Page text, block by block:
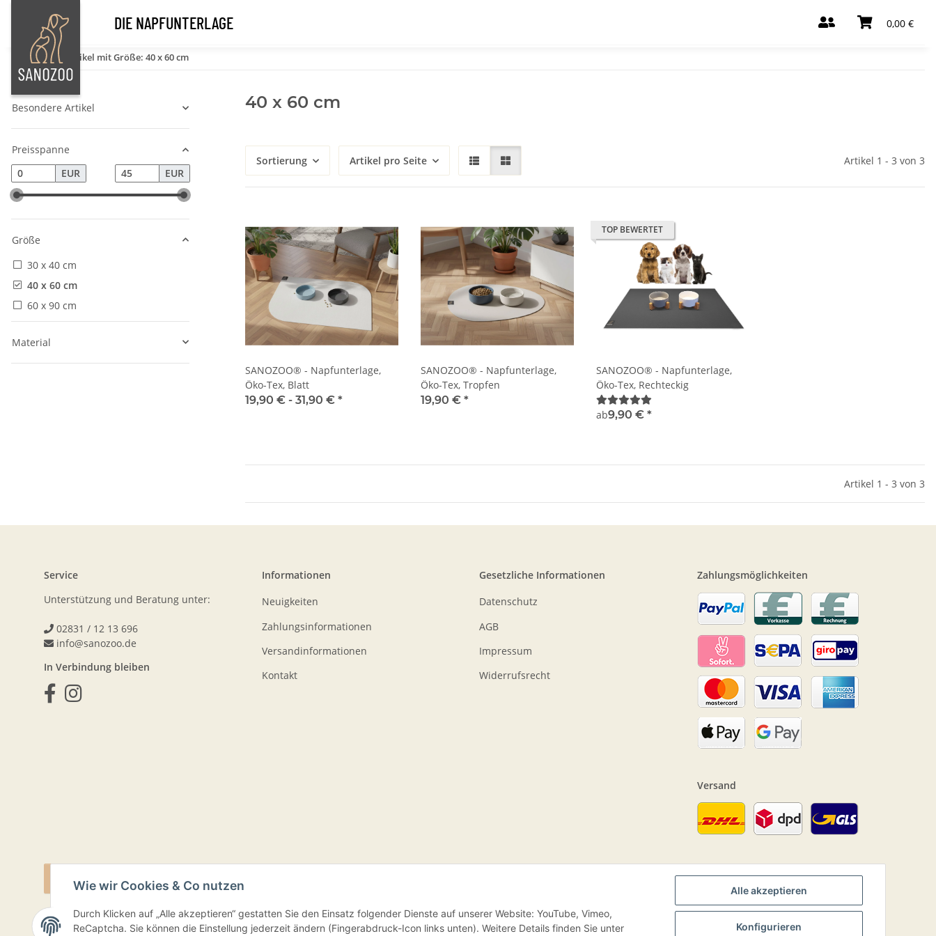
Alle akzeptieren
Konfigurieren
Wie wir Cookies & Co nutzen
Durch Klicken auf „Alle akzeptieren“ gestatten Sie den Einsatz folgender Dienste auf unserer Website: YouTube, Vimeo,
ReCaptcha. Sie können die Einstellung jederzeit ändern (Fingerabdruck-Icon links unten). Weitere Details finden Sie unter
0,00 €
DIE NAPFUNTERLAGE
Startseite Artikel mit Größe: 40 x 60 cm
40 x 60 cm
Sortierung Artikel pro Seite Artikel 1 - 3 von 3
SANOZOO® - Napfunterlage,
Öko-Tex, Blatt
19,90 € - 31,90 € *
SANOZOO® - Napfunterlage,
Öko-Tex, Tropfen
19,90 € *
TOP BEWERTET
SANOZOO® - Napfunterlage,
Öko-Tex, Rechteckig
ab9,90 € *
Artikel 1 - 3 von 3
Besondere Artikel
Preisspanne
EUR
EUR
Größe
30 x 40 cm
40 x 60 cm
60 x 90 cm
Material
Service
Unterstützung und Beratung unter:
02831 / 12 13 696
info@sanozoo.de
In Verbindung bleiben
Informationen
Neuigkeiten
Zahlungsinformationen
Versandinformationen
Kontakt
Gesetzliche Informationen
Datenschutz
AGB
Impressum
Widerrufsrecht
Zahlungsmöglichkeiten
Versand
VERTRAG WIDERRUFEN